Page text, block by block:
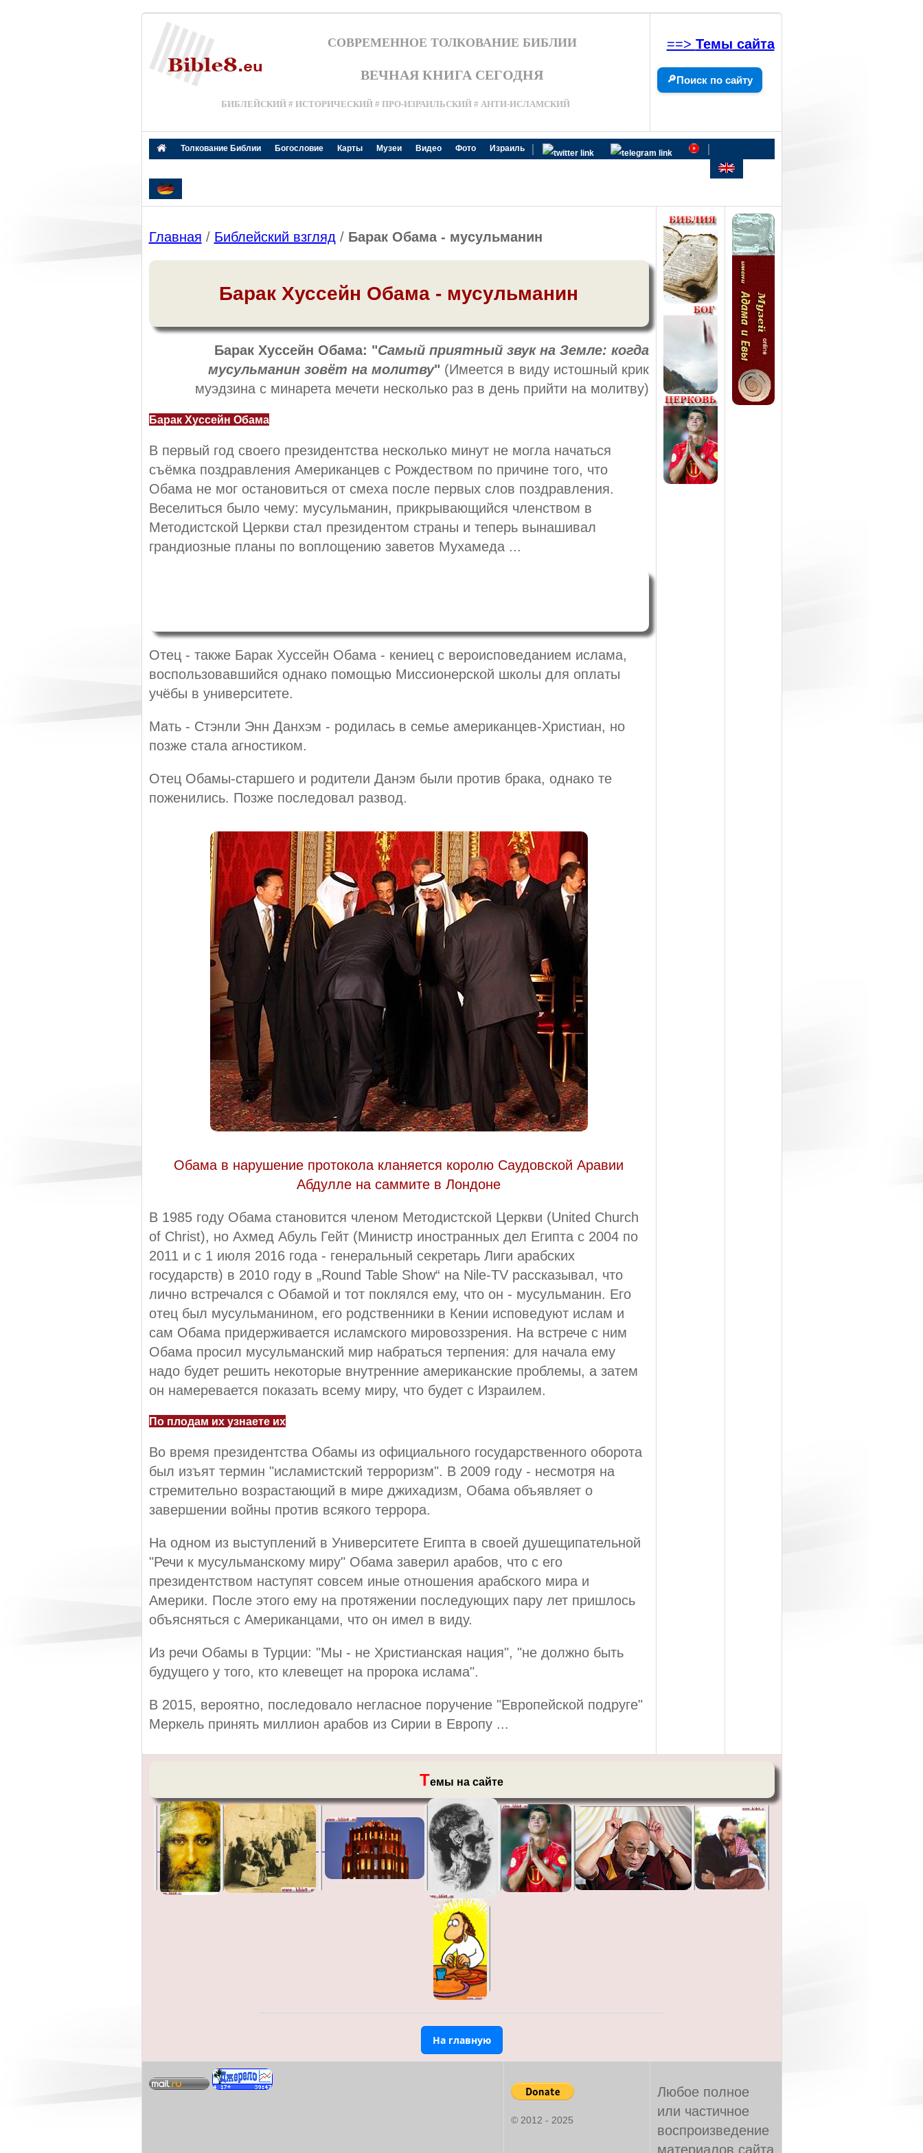
СОВРЕМЕННОЕ ТОЛКОВАНИЕ БИБЛИИ
ВЕЧНАЯ КНИГА СЕГОДНЯ
БИБЛЕЙСКИЙ # ИСТОРИЧЕСКИЙ # ПРО-ИЗРАИЛЬСКИЙ # АНТИ-ИСЛАМСКИЙ
==> Темы сайта
🔎Поиск по сайту
Толкование Библии Богословие Карты Музеи Видео Фото Израиль | |
Главная / Библейский взгляд / Барак Обама - мусульманин
Барак Хуссейн Обама - мусульманин
Барак Хуссейн Обама: "Самый приятный звук на Земле: когда
мусульманин зовёт на молитву" (Имеется в виду истошный крик
муэдзина с минарета мечети несколько раз в день прийти на молитву)
Барак Хуссейн Обама
В первый год своего президентства несколько минут не могла начаться
съёмка поздравления Американцев с Рождеством по причине того, что
Обама не мог остановиться от смеха после первых слов поздравления.
Веселиться было чему: мусульманин, прикрывающийся членством в
Методистской Церкви стал президентом страны и теперь вынашивал
грандиозные планы по воплощению заветов Мухамеда ...
Отец - также Барак Хуссейн Обама - кениец с вероисповеданием ислама,
воспользовавшийся однако помощью Миссионерской школы для оплаты
учёбы в университете.
Мать - Стэнли Энн Данхэм - родилась в семье американцев-Христиан, но
позже стала агностиком.
Отец Обамы-старшего и родители Данэм были против брака, однако те
поженились. Позже последовал развод.
Обама в нарушение протокола кланяется королю Саудовской Аравии
Абдулле на саммите в Лондоне
В 1985 году Обама становится членом Методистской Церкви (United Church
of Christ), но Ахмед Абуль Гейт (Министр иностранных дел Египта с 2004 по
2011 и с 1 июля 2016 года - генеральный секретарь Лиги арабских
государств) в 2010 году в „Round Table Show“ на Nile-TV рассказывал, что
лично встречался с Обамой и тот поклялся ему, что он - мусульманин. Его
отец был мусульманином, его родственники в Кении исповедуют ислам и
сам Обама придерживается исламского мировоззрения. На встрече с ним
Обама просил мусульманский мир набраться терпения: для начала ему
надо будет решить некоторые внутренние американские проблемы, а затем
он намеревается показать всему миру, что будет с Израилем.
По плодам их узнаете их
Во время президентства Обамы из официального государственного оборота
был изъят термин "исламистский терроризм". В 2009 году - несмотря на
стремительно возрастающий в мире джихадизм, Обама объявляет о
завершении войны против всякого террора.
На одном из выступлений в Университете Египта в своей душещипательной
"Речи к мусульманскому миру" Обама заверил арабов, что с его
президентством наступят совсем иные отношения арабского мира и
Америки. После этого ему на протяжении последующих пару лет пришлось
объясняться с Американцами, что он имел в виду.
Из речи Обамы в Турции: "Мы - не Христианская нация", "не должно быть
будущего у того, кто клевещет на пророка ислама".
В 2015, вероятно, последовало негласное поручение "Европейской подруге"
Меркель принять миллион арабов из Сирии в Европу ...
Темы на сайте
На главную
© 2012 - 2025
Любое полное
или частичное
воспроизведение
материалов сайта